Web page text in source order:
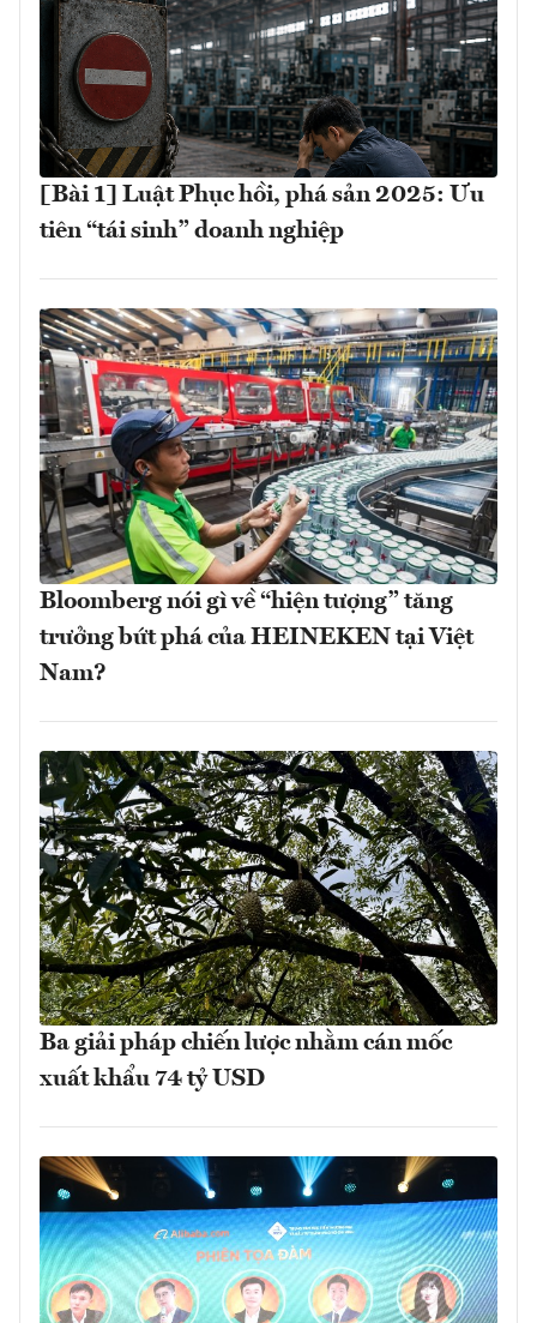
[Bài 1] Luật Phục hồi, phá sản 2025: Ưu
tiên “tái sinh” doanh nghiệp
Bloomberg nói gì về “hiện tượng” tăng
trưởng bứt phá của HEINEKEN tại Việt
Nam?
Ba giải pháp chiến lược nhằm cán mốc
xuất khẩu 74 tỷ USD